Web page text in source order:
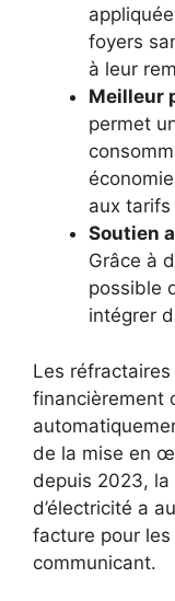
foyers
à leur
Meilleur
permet
aux
Soutien
Grâce à
possible
intégrer
Les
financièrement
de la mise en
depuis 2023, la
d’électricité a
facture pour
communicant.